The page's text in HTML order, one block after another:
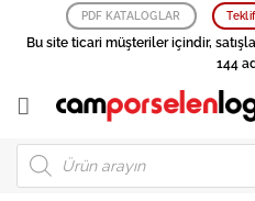
PDF KATALOGLAR
Bu site ticari müşteriler içindir,
144
Products
search